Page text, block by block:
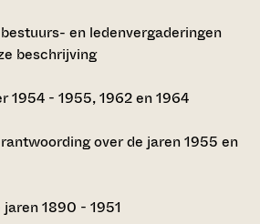
en ledenvergaderingen
beschrijving
1954 - 1955, 1962 en 1964
over de jaren 1955 en
1890 - 1951